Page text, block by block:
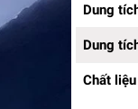
Dung
Dung
Chất